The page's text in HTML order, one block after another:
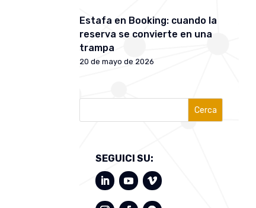
Estafa en Booking: cuando la
reserva se convierte en una
trampa
20 de mayo de 2026
Cerca
SEGUICI SU: